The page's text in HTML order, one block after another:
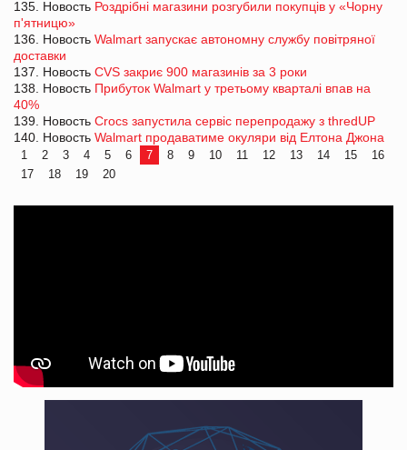
135. Новость Роздрібні магазини розгубили покупців у «Чорну
п'ятницю»
136. Новость Walmart запускає автономну службу повітряної
доставки
137. Новость CVS закриє 900 магазинів за 3 роки
138. Новость Прибуток Walmart у третьому кварталі впав на
40%
139. Новость Crocs запустила сервіс перепродажу з thredUP
140. Новость Walmart продаватиме окуляри від Елтона Джона
1 2 3 4 5 6 7 8 9 10 11 12 13 14 15
16
17
18 19 20